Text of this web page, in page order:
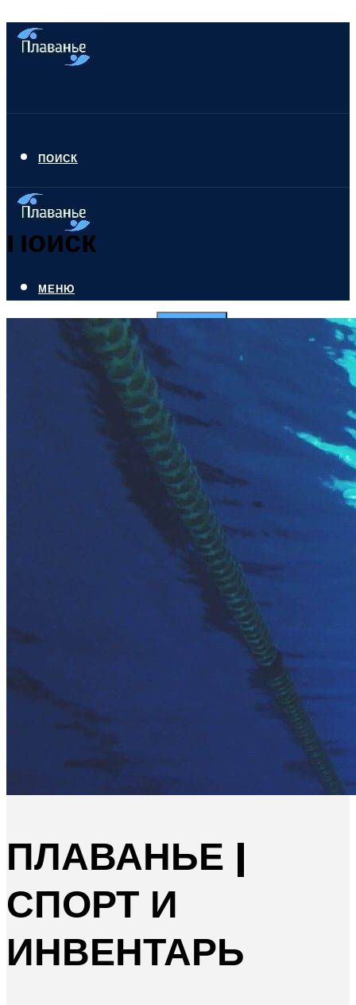
ПОИСК
Поиск
Искать
СТИЛИ ПЛАВАНЬЯ
ПЛАВАНЬЕ ДЛЯ ДЕТЕЙ
ПЛАВАНЬЕ ДЛЯ ПОХУДЕНИЯ
БАССЕЙН ДЛЯ ДОМА
ОЧИСТКА БАССЕЙНОВ
МЕНЮ
ПЛАВАНЬЕ |
СПОРТ И
ИНВЕНТАРЬ